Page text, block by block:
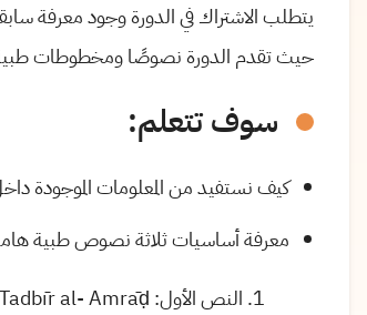
يتطلب الاشتراك في الدورة وجود معرفة
حيث تقدم الدورة نصوصًا ومخطوطات
سوف تتعلم:
كيف نستفيد من المعلومات الموجودة
معرفة أساسيات ثلاثة نصوص طبية
النص الأول: Sa’ īd b. Hibat Allāh, al-Mughnī fī Tadbīr al- Amrāḍ